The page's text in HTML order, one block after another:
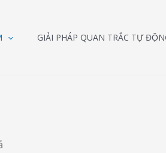
GIẢI PHÁP QUAN TRẮC TỰ